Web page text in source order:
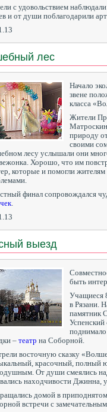
с удовольствием
и от души поблагодарили
лес
Начало
звене
класса
Жители
природу
своими
лесу услышали они
Хорошо, что им
которые и помогли жителям
финал сопровождался
выезд
быть
Учащиеся
в Рязани.
памятник
Успенский
поднимало
– театр на Соборной.
восточную сказку
красочный, полный
От души смеялись
находчивости Джинна,
домой в
встречи с